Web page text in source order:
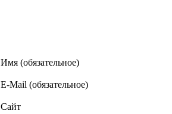
Имя (обязательное)
E-Mail (обязательное)
Сайт